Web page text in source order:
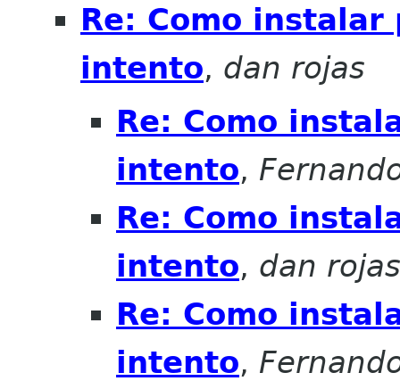
Re: Como
intento, dan rojas
Re: Como
intento,
Re: Como
intento, dan rojas
Re: Como
intento,